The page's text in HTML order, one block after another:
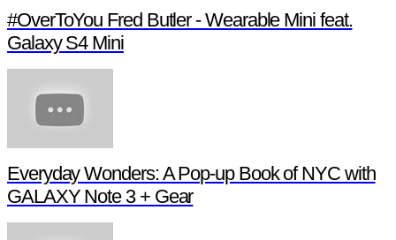
#OverToYou Fred Butler - Wearable Mini feat.
Galaxy S4 Mini
Everyday Wonders: A Pop-up Book of NYC with
GALAXY Note 3 + Gear